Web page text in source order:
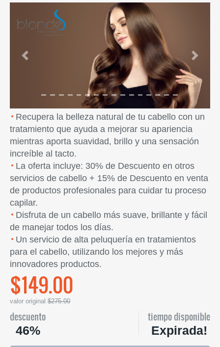
Previous Next
Recupera la belleza natural de tu cabello con un
tratamiento que ayuda a mejorar su apariencia
mientras aporta suavidad, brillo y una sensación
increíble al tacto.
La oferta incluye: 30% de Descuento en otros
servicios de cabello + 15% de Descuento en venta
de productos profesionales para cuidar tu proceso
capilar.
Disfruta de un cabello más suave, brillante y fácil
de manejar todos los días.
Un servicio de alta peluquería en tratamientos
para el cabello, utilizando los mejores y más
innovadores productos.
$149.00
valor original $275.00
descuento
46%
tiempo disponible
Expirada!